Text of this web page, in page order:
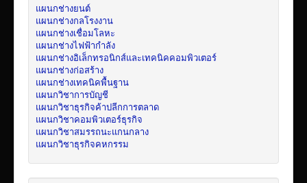
แผนกช่างยนต์
แผนกช่างกลโรงงาน
แผนกช่างเชื่อมโลหะ
แผนกช่างไฟฟ้ากำลัง
แผนกช่างอิเล็กทรอนิกส์และเทคนิคคอมพิวเตอร์
แผนกช่างก่อสร้าง
แผนกช่างเทคนิคพื้นฐาน
แผนกวิชาการบัญชี
แผนกวิชาธุรกิจค้าปลีกการตลาด
แผนกวิชาคอมพิวเตอร์ธุรกิจ
แผนกวิชาสมรรถนะแกนกลาง
แผนกวิชาธุรกิจคหกรรม